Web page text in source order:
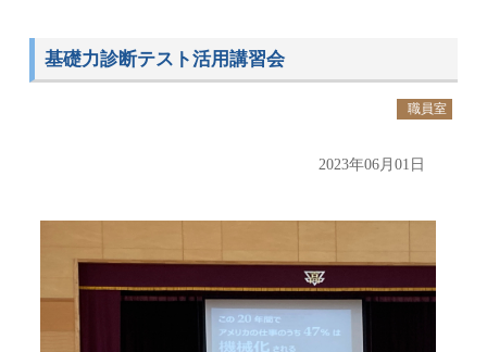
基礎力診断テスト活用講習会
職員室
2023年06月01日